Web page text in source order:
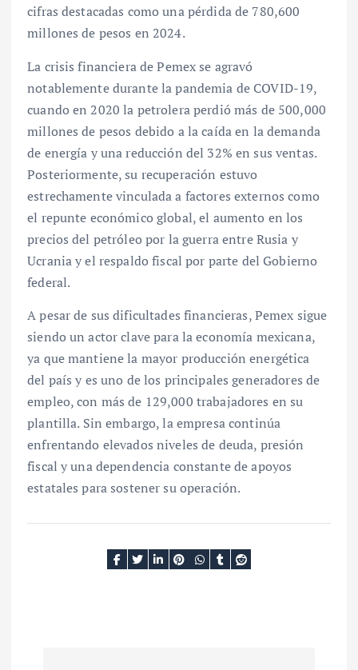
cifras destacadas como una pérdida de 780,600
millones de pesos en 2024.
La crisis financiera de Pemex se agravó
notablemente durante la pandemia de COVID-19,
cuando en 2020 la petrolera perdió más de 500,000
millones de pesos debido a la caída en la demanda
de energía y una reducción del 32% en sus ventas.
Posteriormente, su recuperación estuvo
estrechamente vinculada a factores externos como
el repunte económico global, el aumento en los
precios del petróleo por la guerra entre Rusia y
Ucrania y el respaldo fiscal por parte del Gobierno
federal.
A pesar de sus dificultades financieras, Pemex sigue
siendo un actor clave para la economía mexicana,
ya que mantiene la mayor producción energética
del país y es uno de los principales generadores de
empleo, con más de 129,000 trabajadores en su
plantilla. Sin embargo, la empresa continúa
enfrentando elevados niveles de deuda, presión
fiscal y una dependencia constante de apoyos
estatales para sostener su operación.